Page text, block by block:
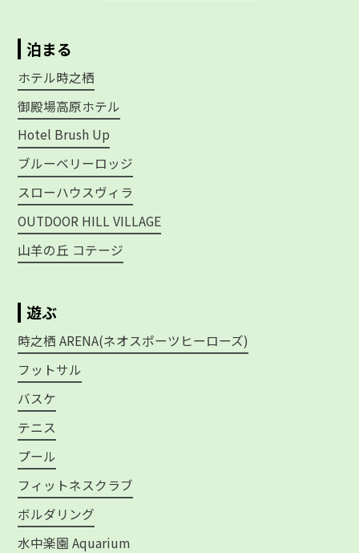
泊まる
ホテル時之栖
御殿場高原ホテル
Hotel Brush Up
ブルーベリーロッジ
スローハウスヴィラ
OUTDOOR HILL VILLAGE
山羊の丘 コテージ
遊ぶ
時之栖 ARENA(ネオスポーツヒーローズ)
フットサル
バスケ
テニス
プール
フィットネスクラブ
ボルダリング
水中楽園 Aquarium